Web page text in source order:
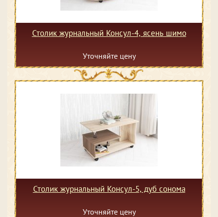
Столик журнальный Консул-4, ясень шимо
Уточняйте цену
Столик журнальный Консул-5, дуб сонома
Уточняйте цену